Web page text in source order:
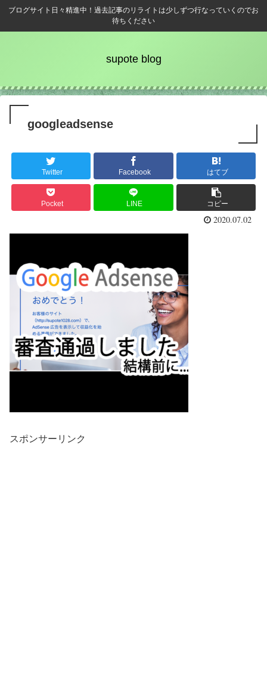
ブログサイト日々精進中！過去記事のリライトは少しずつ行なっていくのでお
待ちください
supote blog
googleadsense
Twitter Facebook はてブ
Pocket LINE コピー
2020.07.02
スポンサーリンク